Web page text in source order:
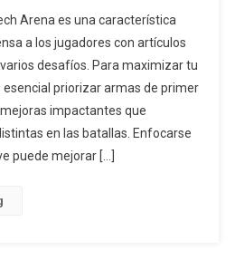
Arena
Pase
De
Batalla:
Artículos
Arena es una característica
a los jugadores con artículos
desafíos. Para maximizar tu
esencial priorizar armas de primer
impactantes que
en las batallas. Enfocarse
puede mejorar […]